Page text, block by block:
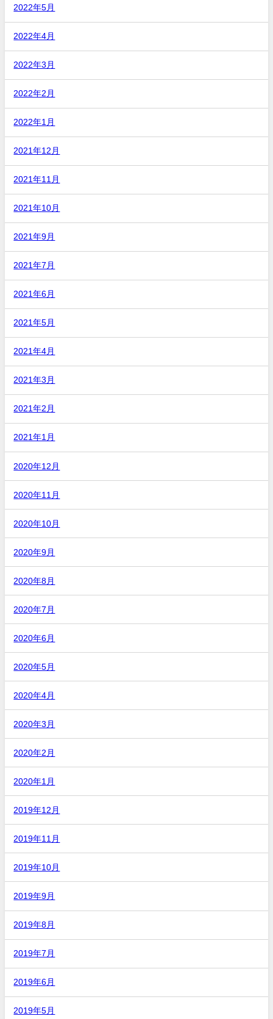
2022年5月
2022年4月
2022年3月
2022年2月
2022年1月
2021年12月
2021年11月
2021年10月
2021年9月
2021年7月
2021年6月
2021年5月
2021年4月
2021年3月
2021年2月
2021年1月
2020年12月
2020年11月
2020年10月
2020年9月
2020年8月
2020年7月
2020年6月
2020年5月
2020年4月
2020年3月
2020年2月
2020年1月
2019年12月
2019年11月
2019年10月
2019年9月
2019年8月
2019年7月
2019年6月
2019年5月